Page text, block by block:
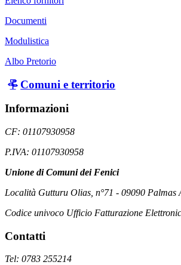
Documenti
Modulistica
Albo Pretorio
Comuni e territorio
Informazioni
CF: 01107930958
P.IVA: 01107930958
Unione di Comuni dei Fenici
Località Gutturu Olias, n°71 - 09090 Palmas
Codice univoco Ufficio Fatturazione
Contatti
Tel: 0783 255214